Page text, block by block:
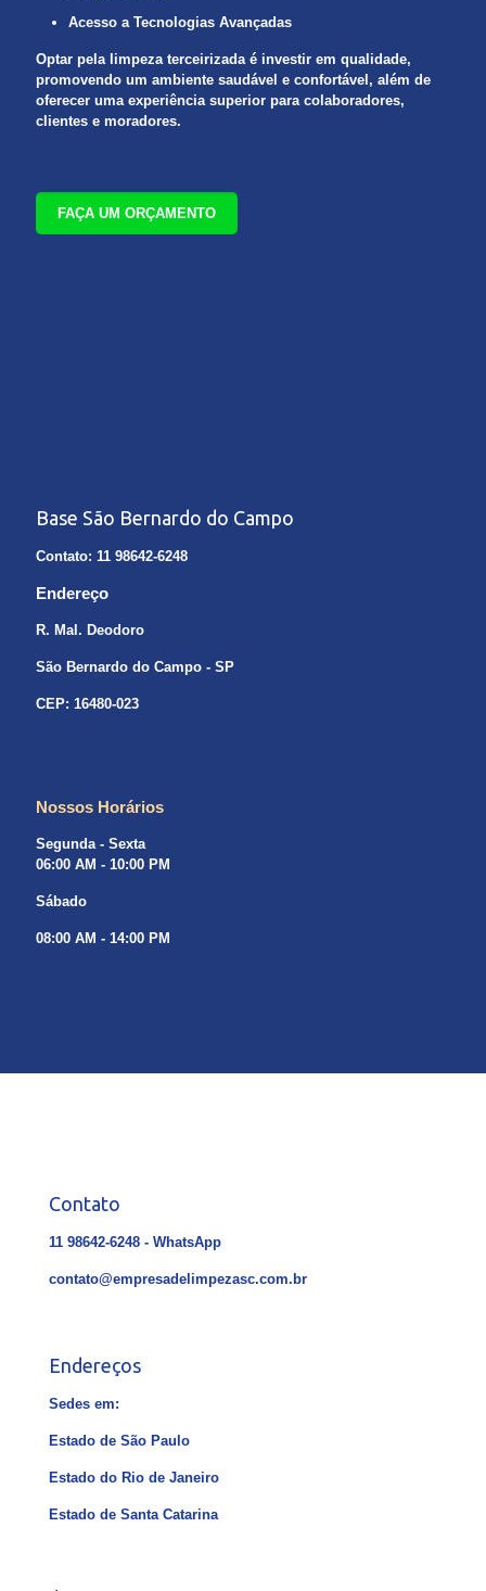
Acesso a Tecnologias Avançadas
Optar pela limpeza terceirizada é investir em qualidade,
promovendo um ambiente saudável e confortável, além de
oferecer uma experiência superior para colaboradores,
clientes e moradores.
FAÇA UM ORÇAMENTO
Base São Bernardo do Campo
Contato: 11 98642-6248
Endereço
R. Mal. Deodoro
São Bernardo do Campo - SP
CEP: 16480-023
Nossos Horários
Segunda - Sexta
06:00 AM - 10:00 PM
Sábado
08:00 AM - 14:00 PM
Contato
11 98642-6248 - WhatsApp
contato@empresadelimpezasc.com.br
Endereços
Sedes em:
Estado de São Paulo
Estado do Rio de Janeiro
Estado de Santa Catarina